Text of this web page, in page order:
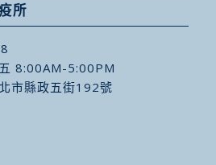
所
8:00AM-5:00PM
市縣政五街192號